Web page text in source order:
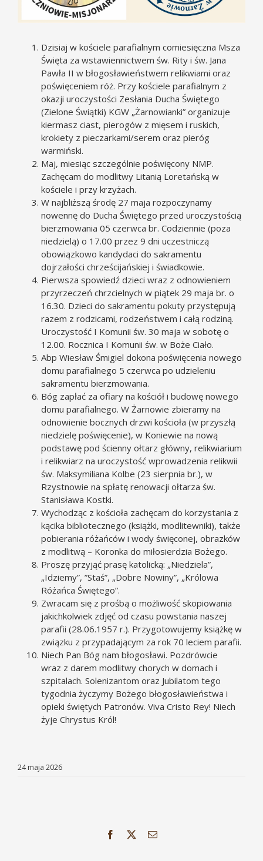
Dzisiaj w kościele parafialnym comiesięczna Msza
Święta za wstawiennictwem św. Rity i św. Jana
Pawła II w błogosławieństwem relikwiami oraz
poświęceniem róż. Przy kościele parafialnym z
okazji uroczystości Zesłania Ducha Świętego
(Zielone Świątki) KGW „Żarnowianki” organizuje
kiermasz ciast, pierogów z mięsem i ruskich,
krokiety z pieczarkami/serem oraz pieróg
warmiński.
Maj, miesiąc szczególnie poświęcony NMP.
Zachęcam do modlitwy Litanią Loretańską w
kościele i przy krzyżach.
W najbliższą środę 27 maja rozpoczynamy
nowennę do Ducha Świętego przed uroczystością
bierzmowania 05 czerwca br. Codziennie (poza
niedzielą) o 17.00 przez 9 dni uczestniczą
obowiązkowo kandydaci do sakramentu
dojrzałości chrześcijańskiej i świadkowie.
Pierwsza spowiedź dzieci wraz z odnowieniem
przyrzeczeń chrzcielnych w piątek 29 maja br. o
16.30. Dzieci do sakramentu pokuty przystępują
razem z rodzicami, rodzeństwem i całą rodziną.
Uroczystość I Komunii św. 30 maja w sobotę o
12.00. Rocznica I Komunii św. w Boże Ciało.
Abp Wiesław Śmigiel dokona poświęcenia nowego
domu parafialnego 5 czerwca po udzieleniu
sakramentu bierzmowania.
Bóg zapłać za ofiary na kościół i budowę nowego
domu parafialnego. W Żarnowie zbieramy na
odnowienie bocznych drzwi kościoła (w przyszłą
niedzielę poświęcenie), w Koniewie na nową
podstawę pod ścienny ołtarz główny, relikwiarium
i relikwiarz na uroczystość wprowadzenia relikwii
św. Maksymiliana Kolbe (23 sierpnia br.), w
Rzystnowie na spłatę renowacji ołtarza św.
Stanisława Kostki.
Wychodząc z kościoła zachęcam do korzystania z
kącika bibliotecznego (książki, modlitewniki), także
pobierania różańców i wody święconej, obrazków
z modlitwą – Koronka do miłosierdzia Bożego.
Proszę przyjąć prasę katolicką: „Niedziela”,
„Idziemy”, ”Staś”, „Dobre Nowiny”, „Królowa
Różańca Świętego”.
Zwracam się z prośbą o możliwość skopiowania
jakichkolwiek zdjęć od czasu powstania naszej
parafii (28.06.1957 r.). Przygotowujemy książkę w
związku z przypadającym za rok 70 leciem parafii.
Niech Pan Bóg nam błogosławi. Pozdrówcie
wraz z darem modlitwy chorych w domach i
szpitalach. Solenizantom oraz Jubilatom tego
tygodnia życzymy Bożego błogosławieństwa i
opieki świętych Patronów. Viva Cristo Rey! Niech
żyje Chrystus Król!
24 maja 2026
Facebook Email